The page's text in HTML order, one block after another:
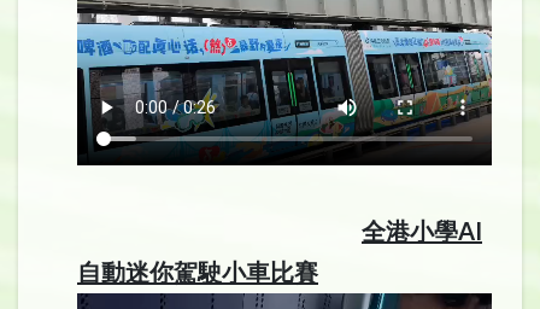
全港小學AI
自動迷你駕駛小車比賽